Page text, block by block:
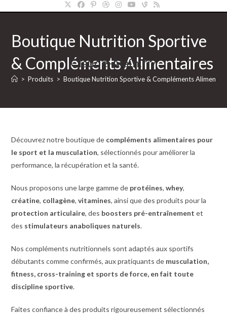
Claude-Alain.fr/
Boutique Nutrition Sportive
& Compléments Alimentaires
> Produits > Boutique Nutrition Sportive & Compléments
Découvrez notre boutique de compléments alimentaires pour
le sport et la musculation, sélectionnés pour améliorer la
performance, la récupération et la santé.
Nous proposons une large gamme de protéines,whey,
créatine, collagène,vitamines, ainsi que des produits pour la
protection articulaire, des boosters pré-entraînement et
des stimulateurs anaboliques naturels.
Nos compléments nutritionnels sont adaptés aux sportifs
débutants comme confirmés, aux pratiquants de musculation,
fitness, cross-training et sports de force, en fait toute
discipline sportive.
Faites confiance à des produits rigoureusement sélectionnés